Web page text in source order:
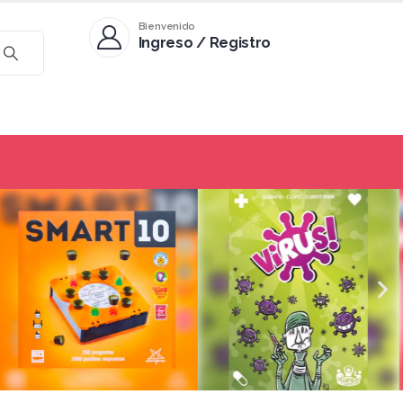
Bienvenido
Ingreso / Registro